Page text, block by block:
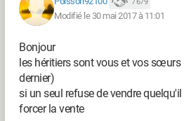
Modifié le 30 mai 2017 à 11:01
Bonjour
les héritiers sont vous et vos sœurs
dernier)
si un seul refuse de vendre
forcer la vente